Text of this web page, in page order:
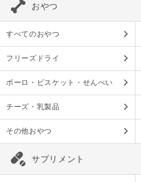
おやつ
すべてのおやつ
フリーズドライ
ボーロ・ビスケット・せんべい
チーズ・乳製品
その他おやつ
サプリメント